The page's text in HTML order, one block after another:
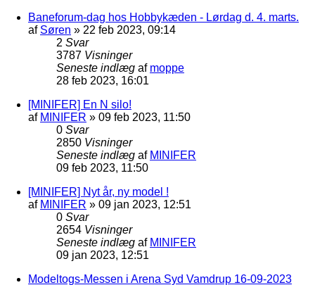
Baneforum-dag hos Hobbykæden - Lørdag d. 4. marts.
af Søren » 22 feb 2023, 09:14
2 Svar
3787 Visninger
Seneste indlæg af moppe
28 feb 2023, 16:01
[MINIFER] En N silo!
af MINIFER » 09 feb 2023, 11:50
0 Svar
2850 Visninger
Seneste indlæg af MINIFER
09 feb 2023, 11:50
[MINIFER] Nyt år, ny model !
af MINIFER » 09 jan 2023, 12:51
0 Svar
2654 Visninger
Seneste indlæg af MINIFER
09 jan 2023, 12:51
Modeltogs-Messen i Arena Syd Vamdrup 16-09-2023